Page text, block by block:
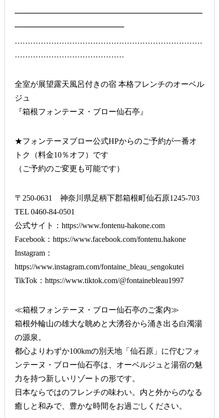
━━━━━━━━━━━━━━━━━━━━━━━━
━━━━━━━━━━━━━━
………………………………………………………………
……………………………………
全室が展望露天風呂付きの宿 本格フレンチのオーベル
ジュ
『箱根フォンテーヌ・ブロー仙石亭』
★フォンテーヌブロー公式HPからのご予約が一番オ
トク（料金10％オフ）です
（ご予約のご変更も可能です）
〒250-0631 神奈川県足柄下郡箱根町仙石原1245-703
TEL 0460-84-0501
公式サイト： https://www.fontenu-hakone.com
Facebook： https://www.facebook.com/fontenu.hakone
Instagram：
https://www.instagram.com/fontaine_bleau_sengokutei
TikTok： https://www.tiktok.com/@fontainebleau1997
≪箱根フォンテーヌ・ブロー仙石亭のご案内≫
箱根外輪山の雄大な眺めと大湧谷から涌き出る白濁湯
の源泉。
都心よりわずか100kmの別天地「仙石原」に佇むフォ
ンテーヌ・ブロー仙石亭は、オーベルジュと湯宿の魅
力を持つ新しいリゾートの形です。
日本ならではのフレンチの味わい。内と外からのなる
癒しと和みで、豊かな時間をお過ごしください。